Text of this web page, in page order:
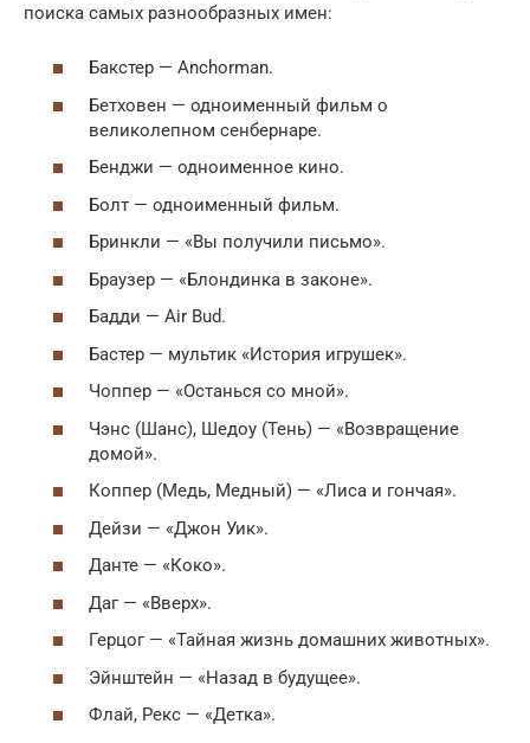
поиска самых разнообразных имен:
Бакстер — Anchorman.
Бетховен — одноименный фильм о
великолепном сенбернаре.
Бенджи — одноименное кино.
Болт — одноименный фильм.
Бринкли — «Вы получили письмо».
Браузер — «Блондинка в законе».
Бадди — Air Bud.
Бастер — мультик «История игрушек».
Чоппер — «Останься со мной».
Чэнс (Шанс), Шедоу (Тень) — «Возвращение
домой».
Коппер (Медь, Медный) — «Лиса и гончая».
Дейзи — «Джон Уик».
Данте — «Коко».
Даг — «Вверх».
Герцог — «Тайная жизнь домашних животных».
Эйнштейн — «Назад в будущее».
Флай, Рекс — «Детка».